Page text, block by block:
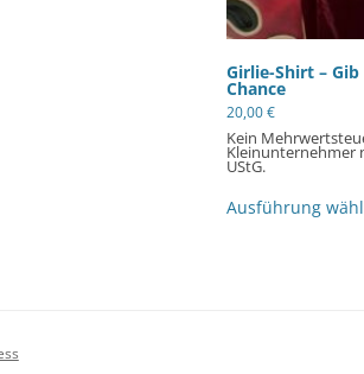
Girlie-Shirt –
Chance
20,00€
Kein
Kleinunternehmer
UStG.
Ausführung